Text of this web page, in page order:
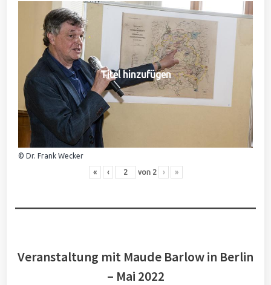
Titel hinzufügen
© Dr. Frank Wecker
« ‹ von 2 › »
Veranstaltung mit Maude Barlow in Berlin
– Mai 2022